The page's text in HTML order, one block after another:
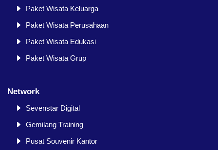
Paket Wisata Keluarga
Paket Wisata Perusahaan
Paket Wisata Edukasi
Paket Wisata Grup
Network
Sevenstar Digital
Gemilang Training
Pusat Souvenir Kantor